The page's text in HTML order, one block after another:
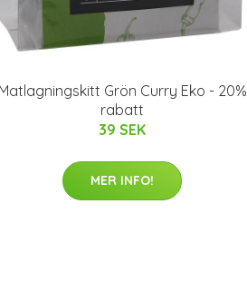
Matlagningskitt Grön Curry Eko - 20%
rabatt
39 SEK
MER INFO!